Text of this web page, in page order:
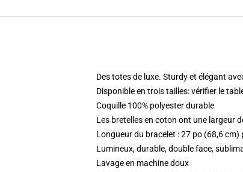
Des totes de luxe. Sturdy et élégant
Disponible en trois tailles: vérifier le
Coquille 100% polyester durable
Les bretelles en coton ont une largeur
Longueur du bracelet : 27 po (68,6
Lumineux, durable, double face,
Lavage en machine doux